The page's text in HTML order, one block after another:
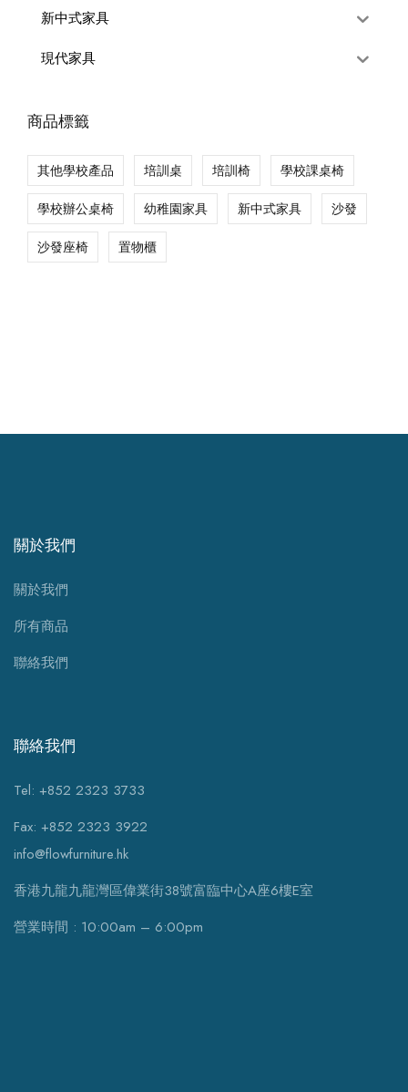
新中式家具
現代家具
商品標籤
其他學校產品 培訓桌 培訓椅 學校課桌椅
學校辦公桌椅 幼稚園家具 新中式家具 沙發
沙發座椅 置物櫃
關於我們
關於我們
所有商品
聯絡我們
聯絡我們
Tel: +852 2323 3733
Fax: +852 2323 3922
info@flowfurniture.hk
香港九龍九龍灣區偉業街38號富臨中心A座6樓E室
營業時間 : 10:00am – 6:00pm